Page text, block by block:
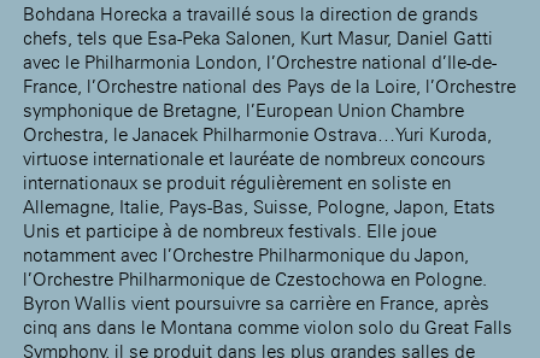
Bohdana Horecka a travaillé sous la direction de grands
chefs, tels que Esa-Peka Salonen, Kurt Masur, Daniel Gatti
avec le Philharmonia London, l’Orchestre national d’Ile-de-
France, l’Orchestre national des Pays de la Loire, l’Orchestre
symphonique de Bretagne, l’European Union Chambre
Orchestra, le Janacek Philharmonie Ostrava…Yuri Kuroda,
virtuose internationale et lauréate de nombreux concours
internationaux se produit régulièrement en soliste en
Allemagne, Italie, Pays-Bas, Suisse, Pologne, Japon, Etats
Unis et participe à de nombreux festivals. Elle joue
notamment avec l’Orchestre Philharmonique du Japon,
l’Orchestre Philharmonique de Czestochowa en Pologne.
Byron Wallis vient poursuivre sa carrière en France, après
cinq ans dans le Montana comme violon solo du Great Falls
Symphony, il se produit dans les plus grandes salles de